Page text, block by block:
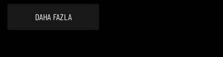
DAHA FAZLA